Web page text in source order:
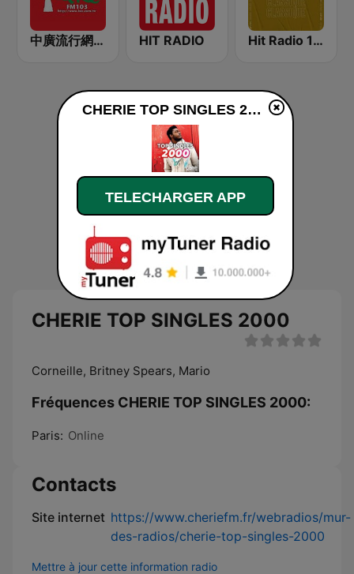
中廣流行網 I like radio HIT RADIO Hit Radio 100% Classique (هيت راديو)
CHERIE TOP SINGLES 2000
Corneille, Britney Spears, Mario
Fréquences CHERIE TOP SINGLES 2000:
Paris: Online
Contacts
Site internet https://www.cheriefm.fr/webradios/mur-
des-radios/cherie-top-singles-2000
Mettre à jour cette information radio
CHERIE TOP SINGLES 2000 en ligne
TELECHARGER APP